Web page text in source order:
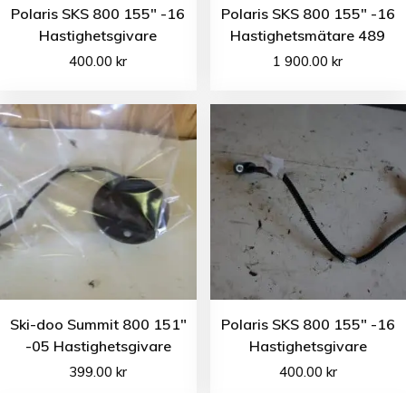
Polaris SKS 800 155″ -16
Hastighetsgivare
400.00kr
Polaris SKS 800 155″ -16
Hastighetsmätare 489
1 900.00kr
Ski-doo Summit 800 151″
-05 Hastighetsgivare
399.00kr
Polaris SKS 800 155″ -16
Hastighetsgivare
400.00 kr